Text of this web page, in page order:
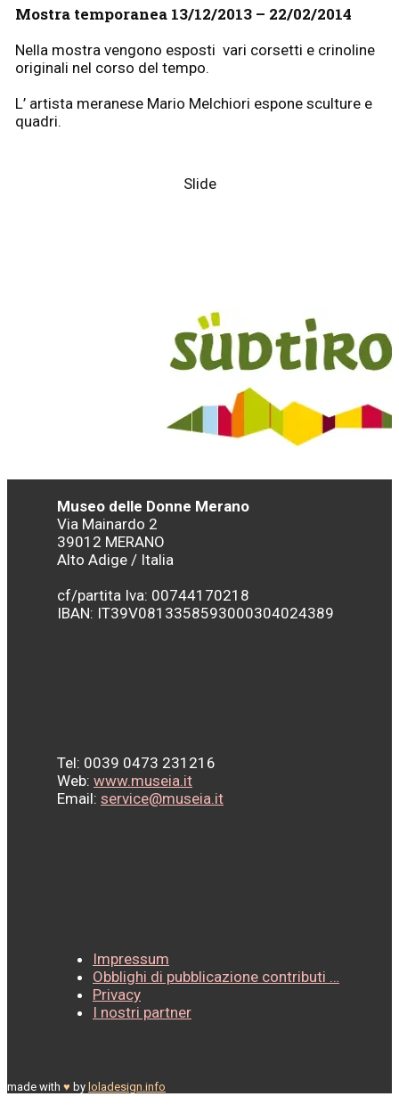
Mostra temporanea 13/12/2013 – 22/02/2014
Nella mostra vengono esposti vari corsetti e crinoline
originali nel corso del tempo.
L’ artista meranese Mario Melchiori espone sculture e
quadri.
Slide
Museo delle Donne Merano
Via Mainardo 2
39012 MERANO
Alto Adige / Italia
cf/partita Iva: 00744170218
IBAN: IT39V0813358593000304024389
Tel: 0039 0473 231216
Web: www.museia.it
Email: service@museia.it
Impressum
Obblighi di pubblicazione contributi …
Privacy
I nostri partner
made with ♥ by loladesign.info